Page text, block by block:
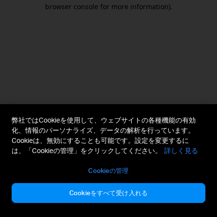
browser console for more information).
弊社ではCookieを使用して、ウェブサイトの各種機能の有効
化、情報のパーソナライズ、データの解析を行っています。
Cookieは、無効にすることも可能です。設定を変更するに
は、「Cookieの管理」をクリックしてください。
詳しく見る
Cookieの管理
Cookieをすべて受け入れる